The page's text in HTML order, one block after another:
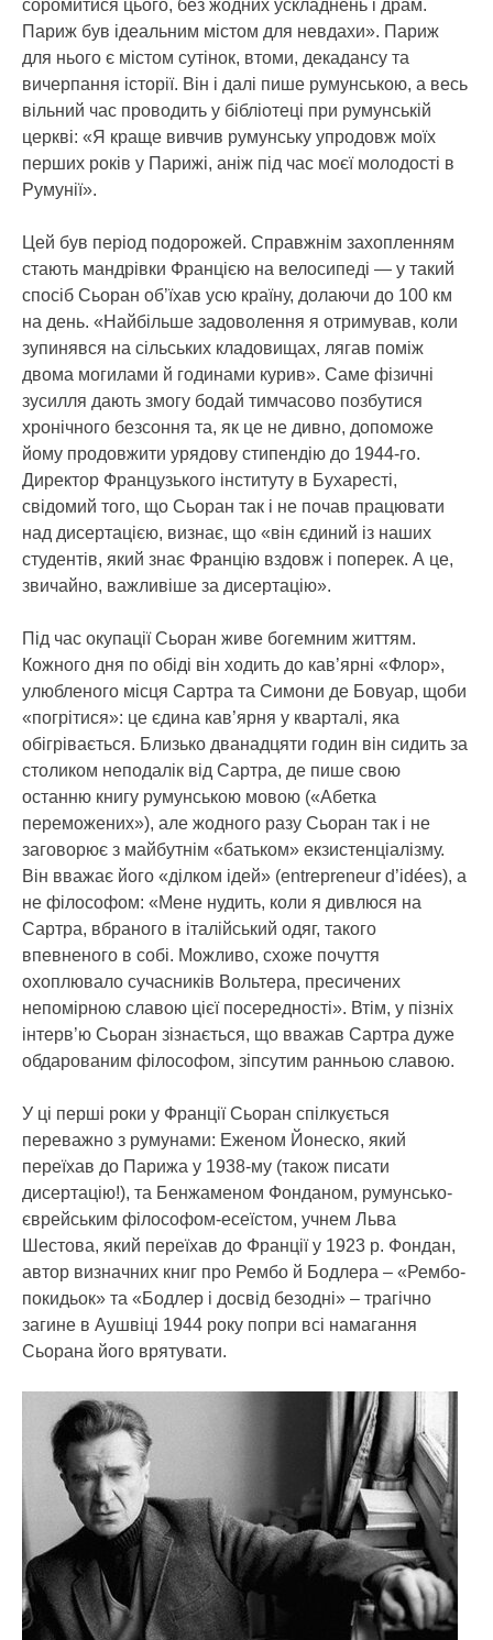
соромитися цього, без жодних ускладнень і драм.
Париж був ідеальним містом для невдахи». Париж
для нього є містом сутінок, втоми, декадансу та
вичерпання історії. Він і далі пише румунською, а весь
вільний час проводить у бібліотеці при румунській
церкві: «Я краще вивчив румунську упродовж моїх
перших років у Парижі, аніж під час моєї молодості в
Румунії».
Цей був період подорожей. Справжнім захопленням
стають мандрівки Францією на велосипеді — у такий
спосіб Сьоран об’їхав усю країну, долаючи до 100 км
на день. «Найбільше задоволення я отримував, коли
зупинявся на сільських кладовищах, лягав поміж
двома могилами й годинами курив». Саме фізичні
зусилля дають змогу бодай тимчасово позбутися
хронічного безсоння та, як це не дивно, допоможе
йому продовжити урядову стипендію до 1944-го.
Директор Французького інституту в Бухаресті,
свідомий того, що Сьоран так і не почав працювати
над дисертацією, визнає, що «він єдиний із наших
студентів, який знає Францію вздовж і поперек. А це,
звичайно, важливіше за дисертацію».
Під час окупації Сьоран живе богемним життям.
Кожного дня по обіді він ходить до кав’ярні «Флор»,
улюбленого місця Сартра та Симони де Бовуар, щоби
«погрітися»: це єдина кав’ярня у кварталі, яка
обігрівається. Близько дванадцяти годин він сидить за
столиком неподалік від Сартра, де пише свою
останню книгу румунською мовою («Абетка
переможених»), але жодного разу Сьоран так і не
заговорює з майбутнім «батьком» екзистенціалізму.
Він вважає його «ділком ідей» (entrepreneur d’idées), а
не філософом: «Мене нудить, коли я дивлюся на
Сартра, вбраного в італійський одяг, такого
впевненого в собі. Можливо, схоже почуття
охоплювало сучасників Вольтера, пресичених
непомірною славою цієї посередності». Втім, у пізніх
інтерв’ю Сьоран зізнається, що вважав Сартра дуже
обдарованим філософом, зіпсутим ранньою славою.
У ці перші роки у Франції Сьоран спілкується
переважно з румунами: Еженом Йонеско, який
переїхав до Парижа у 1938-му (також писати
дисертацію!), та Бенжаменом Фонданом, румунсько-
єврейським філософом-есеїстом, учнем Льва
Шестова, який переїхав до Франції у 1923 р. Фондан,
автор визначних книг про Рембо й Бодлера – «Рембо-
покидьок» та «Бодлер і досвід безодні» – трагічно
загине в Аушвіці 1944 року попри всі намагання
Сьорана його врятувати.